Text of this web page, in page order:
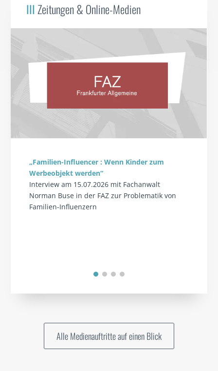
IIIZeitungen & Online-Medien
„Familien-Influencer : Wenn Kinder zum
Werbeobjekt werden“
Interview am 15.07.2026 mit Fachanwalt
Norman Buse in der FAZ zur Problematik von
Familien-Influenzern
Alle Medienauftritte auf einen Blick